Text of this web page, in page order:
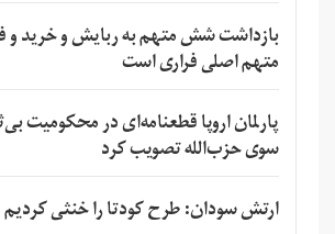
بازداشت شش متهم به ربایش و خرید
متهم اصلی فراری است
پارلمان اروپا قطعنامه‌ای در محکومیت
سوی حزب‌الله تصویب کرد
ارتش سودان: طرح کودتا را خنثی کردیم